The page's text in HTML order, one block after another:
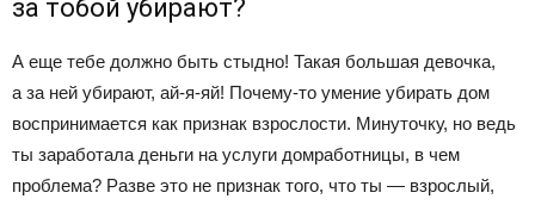
за тобой убирают?
А еще тебе должно быть стыдно! Такая большая девочка,
а за ней убирают, ай-я-яй! Почему-то умение убирать дом
воспринимается как признак взрослости. Минуточку, но ведь
ты заработала деньги на услуги домработницы, в чем
проблема? Разве это не признак того, что ты — взрослый,